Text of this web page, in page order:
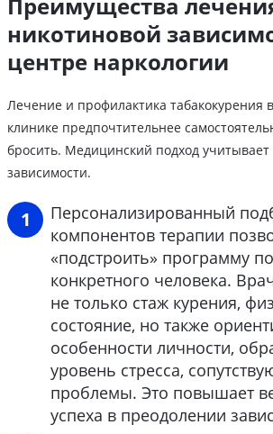
никотиновой
центре наркологии
Лечение и профилактика табакокурения
клинике предпочтительнее
бросить. Медицинский подход учитывает
зависимости.
Персонализированный
компонентов терапии
«подстроить» программу
конкретного человека.
не только стаж курения,
состояние, но также
особенности личности,
уровень стресса,
проблемы. Это повышает
успеха в преодолении